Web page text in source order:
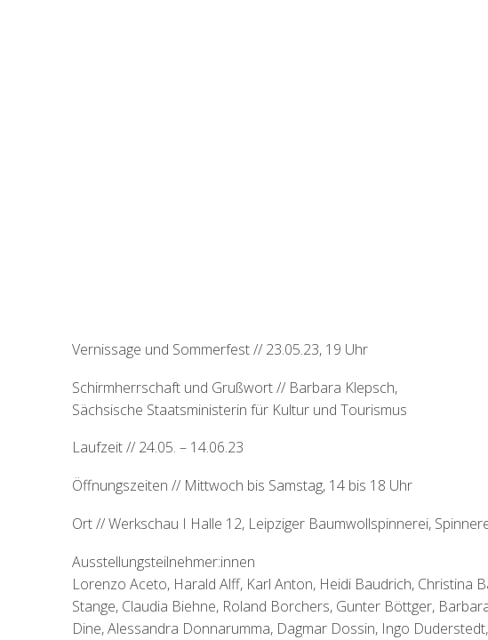
Vernissage und Sommerfest // 23.05.23, 19 Uhr
Schirmherrschaft und Grußwort // Barbara Klepsch,
Sächsische Staatsministerin für Kultur und Tourismus
Laufzeit // 24.05. – 14.06.23
Öffnungszeiten // Mittwoch bis Samstag, 14 bis 18 Uhr
Ort // Werkschau I Halle 12, Leipziger Baumwollspinnerei,
Ausstellungsteilnehmer:innen
Lorenzo Aceto, Harald Alff, Karl Anton, Heidi Baudrich, Christina
Stange, Claudia Biehne, Roland Borchers, Gunter Böttger,
Dine, Alessandra Donnarumma, Dagmar Dossin, Ingo